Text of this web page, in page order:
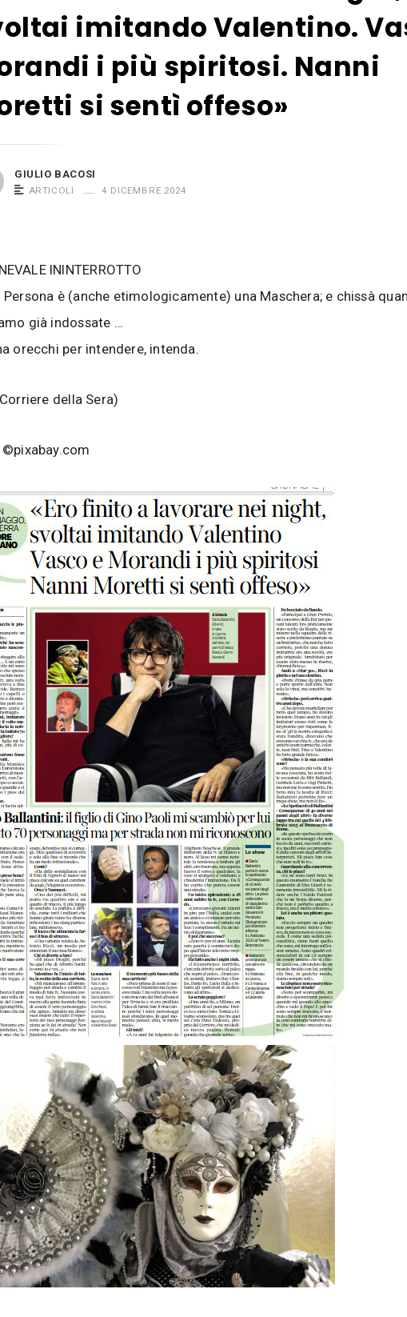
imitando Valentino.
i più spiritosi. Nanni
si sentì offeso»
GIULIO BACOSI
ARTICOLI 4 DICEMBRE 2024
ININTERROTTO
Persona è (anche etimologicamente) una Maschera; e chissà
già indossate …
orecchi per intendere, intenda.
della Sera)